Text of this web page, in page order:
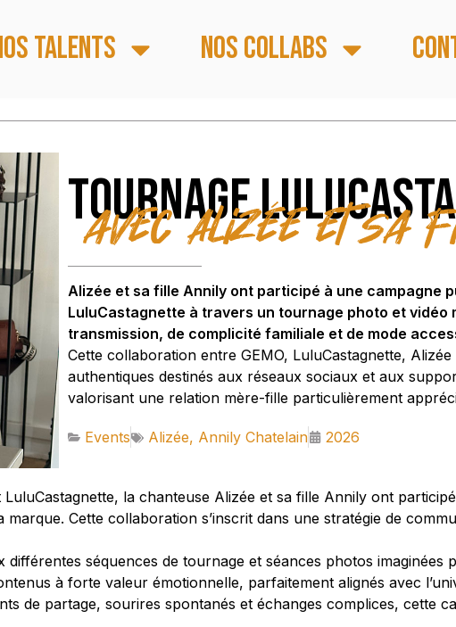
talents Nos collabs
Tournage
avec Alizée et sa
Alizée et sa fille Annily ont participé à une campagne
LuluCastagnette à travers un tournage photo et vidéo
transmission, de complicité familiale et de mode
Cette collaboration entre GEMO, LuluCastagnette,
authentiques destinés aux réseaux sociaux et aux
valorisant une relation mère-fille particulièrement
Events Alizée, Annily Chatelain 2026
la chanteuse Alizée et sa fille Annily ont
Cette collaboration s’inscrit dans une stratégie de
séquences de tournage et séances photos imaginées
à forte valeur émotionnelle, parfaitement alignés avec
de partage, sourires spontanés et échanges complices, cette